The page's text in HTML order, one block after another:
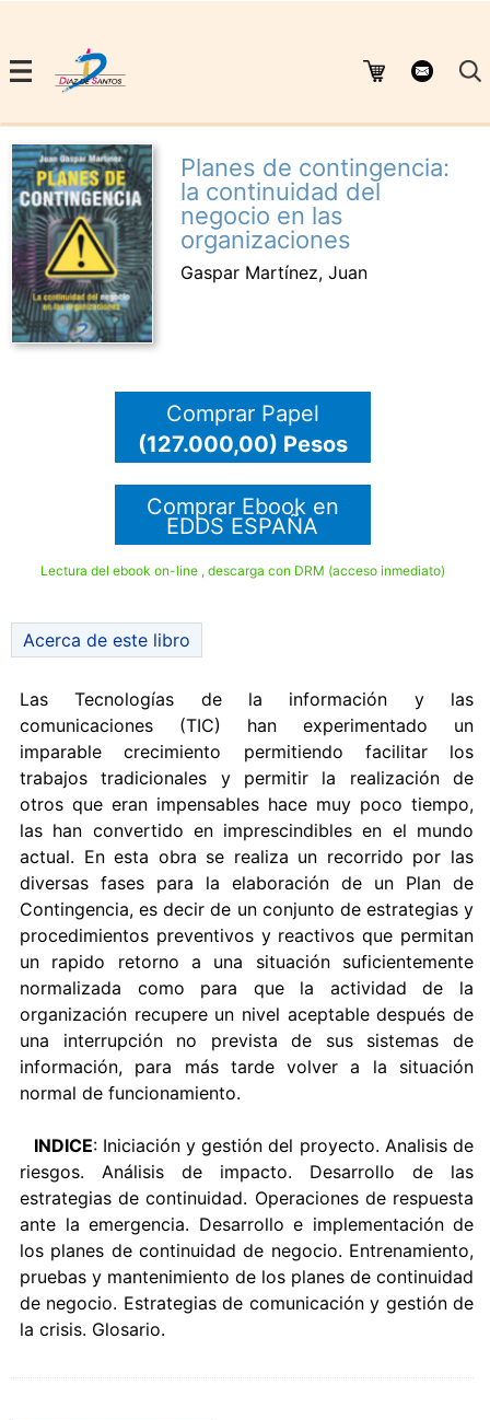
Planes de contingencia:
la continuidad del
negocio en las
organizaciones
Gaspar Martínez, Juan
Comprar Papel
(127.000,00) Pesos
Comprar Ebook en
EDDS ESPAÑA
Lectura del ebook on-line , descarga con DRM (acceso inmediato)
Acerca de este libro
Las Tecnologías de la información y las
comunicaciones (TIC) han experimentado un
imparable crecimiento permitiendo facilitar los
trabajos tradicionales y permitir la realización de
otros que eran impensables hace muy poco tiempo,
las han convertido en imprescindibles en el mundo
actual. En esta obra se realiza un recorrido por las
diversas fases para la elaboración de un Plan de
Contingencia, es decir de un conjunto de estrategias y
procedimientos preventivos y reactivos que permitan
un rapido retorno a una situación suficientemente
normalizada como para que la actividad de la
organización recupere un nivel aceptable después de
una interrupción no prevista de sus sistemas de
información, para más tarde volver a la situación
normal de funcionamiento.
INDICE: Iniciación y gestión del proyecto. Analisis de
riesgos. Análisis de impacto. Desarrollo de las
estrategias de continuidad. Operaciones de respuesta
ante la emergencia. Desarrollo e implementación de
los planes de continuidad de negocio. Entrenamiento,
pruebas y mantenimiento de los planes de continuidad
de negocio. Estrategias de comunicación y gestión de
la crisis. Glosario.